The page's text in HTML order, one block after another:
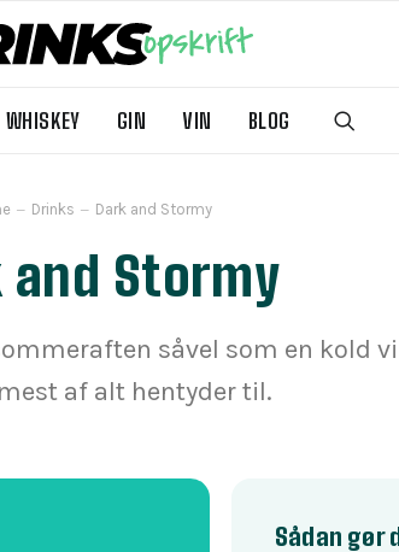
WHISKEY GIN VIN BLOG
Drinks Dark and Stormy
and Stormy
såvel som en kold
af alt hentyder til.
Sådan gør